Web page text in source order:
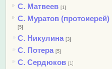
С. Матвеев [1]
С. Муратов (протоиерей)
[5]
С. Никулина [3]
С. Потера [5]
С. Сердюков [1]